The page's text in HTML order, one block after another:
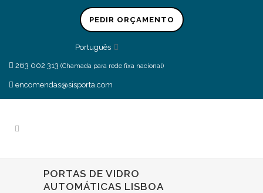
PEDIR ORÇAMENTO
Português
263 002 313 (Chamada para rede fixa nacional)
encomendas@sisporta.com
PORTAS DE VIDRO
AUTOMÁTICAS LISBOA